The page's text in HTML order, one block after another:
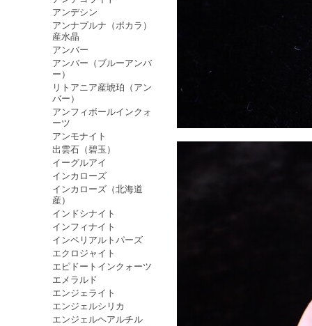
アンデシン
アンナプルナ（ポカラ）
産水晶
アンバー
アンバー（ブルーアンバ
ー）
リトアニア産琥珀（アン
バー）
アンフィボールインクォ
ーツ
アンモナイト
出雲石（碧玉）
イーグルアイ
インカローズ
インカローズ（北海道
産）
インドシナイト
インフィナイト
インペリアルトパーズ
エクロジャイト
エピドートインクォーツ
エメラルド
エンジェライト
エンジェルシリカ
エンジェルヘアルチル